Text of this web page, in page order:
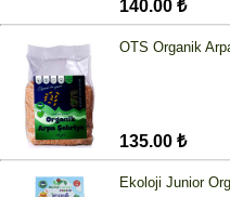
140.00 ₺
OTS Organik
135.00 ₺
Ekoloji Junior